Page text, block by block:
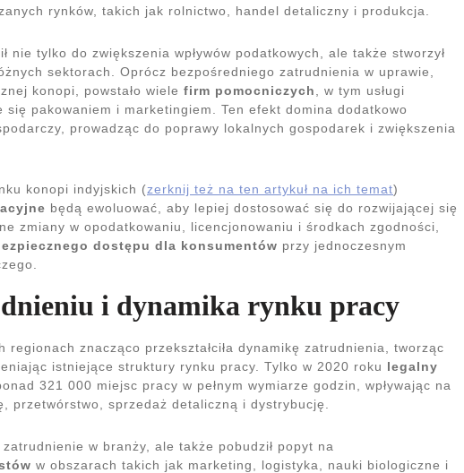
rynków, takich jak rolnictwo, handel detaliczny i produkcja.
nie tylko do zwiększenia wpływów podatkowych, ale także stworzył
sektorach. Oprócz bezpośredniego zatrudnienia w uprawie,
konopi, powstało wiele firm pomocniczych
, w tym usługi
pakowaniem i marketingiem. Ten efekt domina dodatkowo
prowadząc do poprawy lokalnych gospodarek i zwiększenia
konopi indyjskich (zerknij też na ten artykuł na ich temat)
będą ewoluować, aby lepiej dostosować się do rozwijającej się
zmiany w opodatkowaniu, licencjonowaniu i środkach zgodności,
dostępu dla konsumentów przy jednoczesnym
i dynamika rynku pracy
regionach znacząco przekształciła dynamikę zatrudnienia, tworząc
istniejące struktury rynku pracy. Tylko w 2020 roku legalny
321 000 miejsc pracy w pełnym wymiarze godzin, wpływając na
przetwórstwo, sprzedaż detaliczną i dystrybucję.
w branży, ale także pobudził popyt na
w obszarach takich jak marketing, logistyka, nauki biologiczne i